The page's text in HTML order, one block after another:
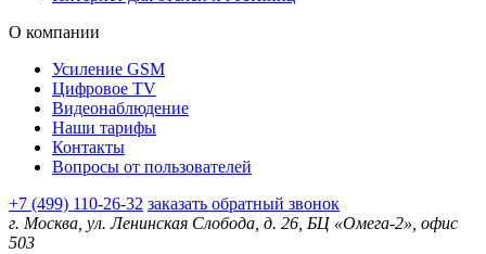
О компании
Усиление GSM
Цифровое TV
Видеонаблюдение
Наши тарифы
Контакты
Вопросы от пользователей
+7 (499) 110-26-32 заказать обратный звонок
г. Москва, ул. Ленинская Слобода, д. 26, БЦ «Омега-2», офис
503